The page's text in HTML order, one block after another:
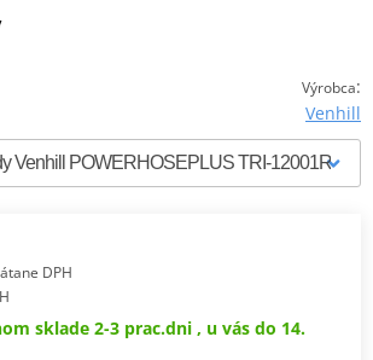
Výrobca:
Venhill
DPH
sklade 2-3 prac.dni , u vás do 14.